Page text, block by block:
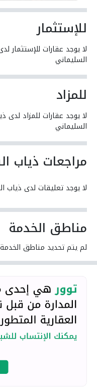
للإستثمار
لا يوجد عقارات للإستثمار
السليماني
للمزاد
لا يوجد عقارات للمزاد لدى
السليماني
مراجعات ذياب
لا يوجد تعليقات لدى ذياب
مناطق الخدمة
لم يتم تحديد مناطق